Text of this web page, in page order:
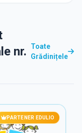
nr.
Toate
Grădinițele
PARTENER EDULIO